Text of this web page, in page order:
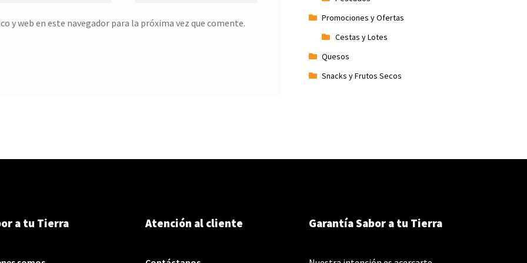
y web en este navegador para la próxima vez que comente.
Promociones y Ofertas
Cestas y Lotes
Quesos
Snacks y Frutos Secos
a tu Tierra Atención al cliente Garantía Sabor a tu Tierra